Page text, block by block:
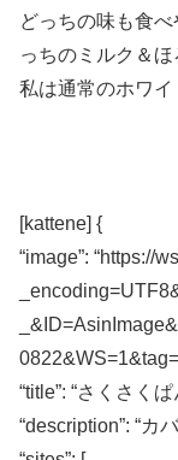
どっちの味も食
っちのミルク＆
私は通常のホワ
[kattene] {
“image”: “https://
“title”: “さくさくぱ
“description”: “カ